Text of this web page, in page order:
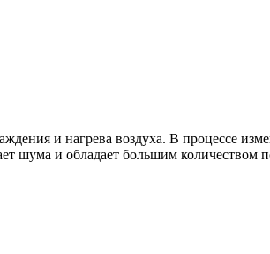
и нагрева воздуха. В процессе
шума и обладает большим количеством